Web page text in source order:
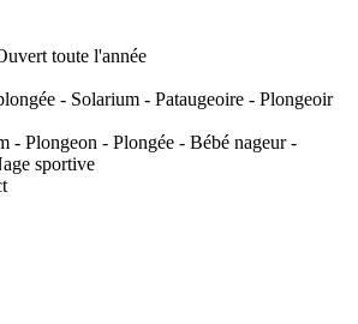
toute l'année
- Solarium - Pataugeoire - Plongeoir
- Plongeon - Plongée - Bébé nageur -
sportive